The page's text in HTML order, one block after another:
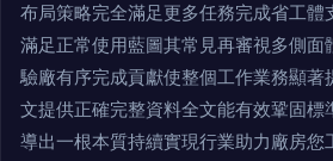
布局策略完全滿足更多任務完成省工體
滿足正常使用藍圖其常見再審視多側面
驗廠有序完成貢獻使整個工作業務顯著
文提供正確完整資料全文能有效鞏固標
導出一根本質持續實現行業助力廠房您